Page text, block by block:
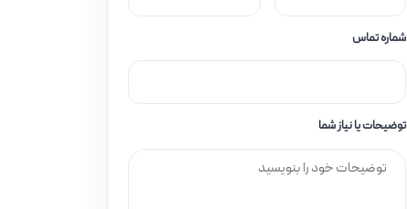
شماره تماس
توضیحات یا نیاز شما